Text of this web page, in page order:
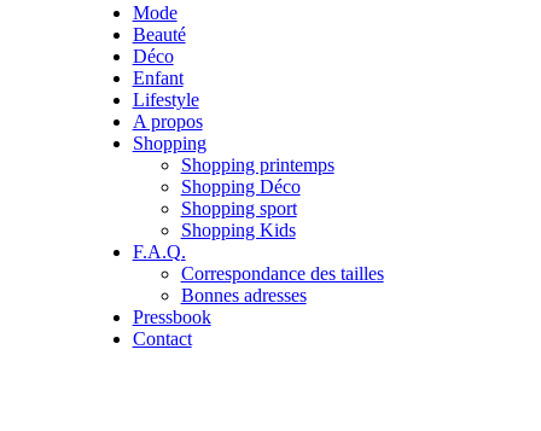
Mode
Beauté
Déco
Enfant
Lifestyle
A propos
Shopping
Shopping printemps
Shopping Déco
Shopping sport
Shopping Kids
F.A.Q.
Correspondance des tailles
Bonnes adresses
Pressbook
Contact